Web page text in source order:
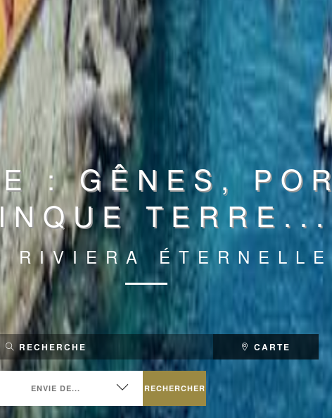
: GÊNES,
TERRE...
RIVIERA ÉTERNELLE
RECHERCHE
RECHERCHER
CARTE